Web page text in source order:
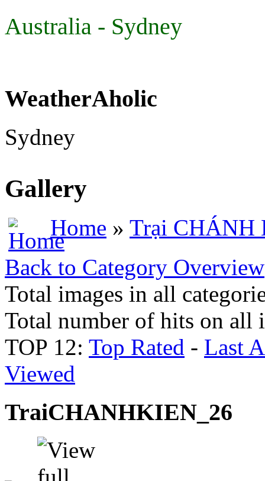
Australia - Sydney
WeatherAholic
Sydney
Gallery
Home » Trại CHÁNH
Back to Category Overview
Total images in all
Total number of hits on all
TOP 12: Top Rated - Last
Viewed
TraiCHANHKIEN_26